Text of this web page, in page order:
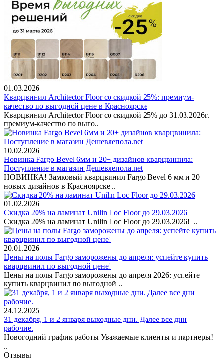
01.03.2026
Кварцвинил Architector Floor со скидкой 25%: премиум-
качество по выгодной цене в Красноярске
Кварцвинил Architector Floor со скидкой 25% до 31.03.2026г.
премиум-качество по выго..
10.02.2026
Новинка Fargo Bevel 6мм и 20+ дизайнов кварцвинила:
Поступление в магазин Дешевлепола.net
НОВИНКА! Замковый кварцвинил Fargo Bevel 6 мм и 20+
новых дизайнов в Красноярске ..
01.02.2026
Скидка 20% на ламинат Unilin Loc Floor до 29.03.2026
Скидка 20% на ламинат Unilin Loc Floor до 29.03.2026! ..
20.01.2026
Цены на полы Fargo заморожены до апреля: успейте купить
кварцвинил по выгодной цене!
Цены на полы Fargo заморожены до апреля 2026: успейте
купить кварцвинил по выгодной ..
24.12.2025
31 декабря, 1 и 2 января выходные дни. Далее все дни
рабочие.
Новогодний график работы Уважаемые клиенты и партнеры!
..
Отзывы